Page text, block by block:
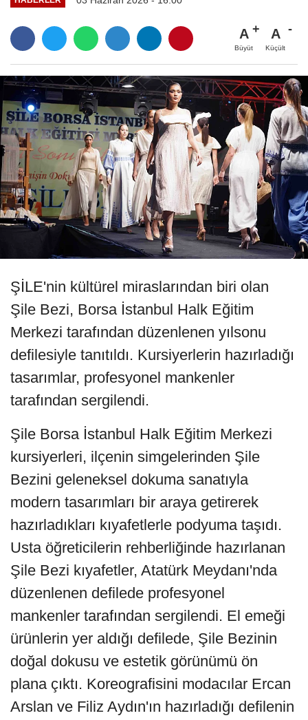
A
Büyüt
A
Küçült
ŞİLE'nin kültürel miraslarından biri olan
Şile Bezi, Borsa İstanbul Halk Eğitim
Merkezi tarafından düzenlenen yılsonu
defilesiyle tanıtıldı. Kursiyerlerin hazırladığı
tasarımlar, profesyonel mankenler
tarafından sergilendi.
Şile Borsa İstanbul Halk Eğitim Merkezi
kursiyerleri, ilçenin simgelerinden Şile
Bezini geleneksel dokuma sanatıyla
modern tasarımları bir araya getirerek
hazırladıkları kıyafetlerle podyuma taşıdı.
Usta öğreticilerin rehberliğinde hazırlanan
Şile Bezi kıyafetler, Atatürk Meydanı'nda
düzenlenen defilede profesyonel
mankenler tarafından sergilendi. El emeği
ürünlerin yer aldığı defilede, Şile Bezinin
doğal dokusu ve estetik görünümü ön
plana çıktı. Koreografisini modacılar Ercan
Arslan ve Filiz Aydın'ın hazırladığı defilenin